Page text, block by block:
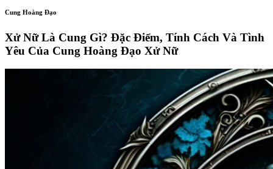
Cung Hoàng Đạo
Xử Nữ Là Cung Gì? Đặc Điểm, Tính Cách Và Tình
Yêu Của Cung Hoàng Đạo Xử Nữ